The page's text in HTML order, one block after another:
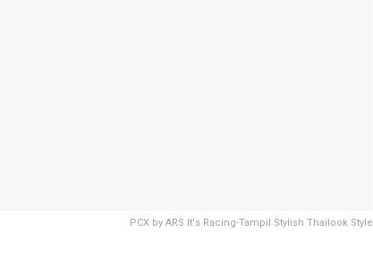
PCX by ARS It's Racing-Tampil Stylish Thailook Style